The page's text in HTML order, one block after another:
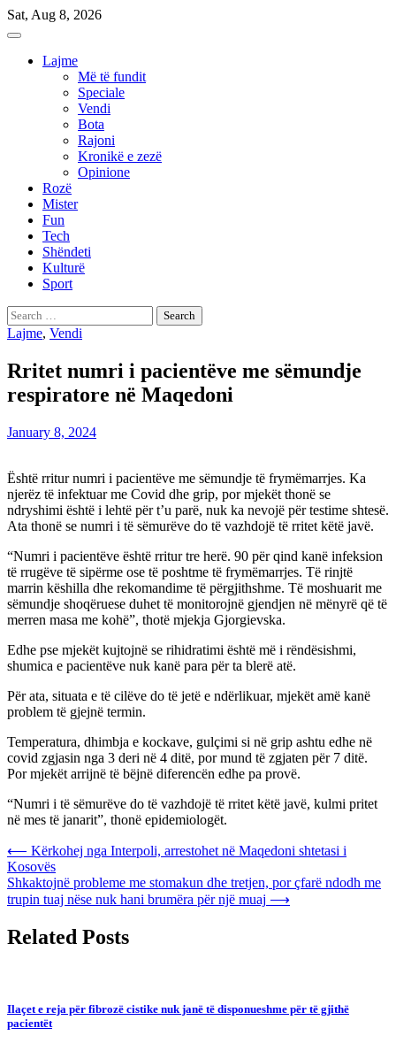
Skip
to
Sat, Aug 8, 2026
Lajme
Më të fundit
Speciale
Vendi
Bota
Rajoni
Kronikë e zezë
Opinione
Rozë
Mister
Fun
Tech
Shëndeti
Kulturë
Sport
Search
for:
Lajme, Vendi
Rritet numri i pacientëve me sëmundje
respiratore në Maqedoni
January 8, 2024
Është rritur numri i pacientëve me sëmundje të frymëmarrjes. Ka
njerëz të infektuar me Covid dhe grip, por mjekët thonë se
ndryshimi është i lehtë për t’u parë, nuk ka nevojë për testime shtesë.
Ata thonë se numri i të sëmurëve do të vazhdojë të rritet këtë javë.
“Numri i pacientëve është rritur tre herë. 90 për qind kanë infeksion
të rrugëve të sipërme ose të poshtme të frymëmarrjes. Të rinjtë
marrin këshilla dhe rekomandime të përgjithshme. Të moshuarit me
sëmundje shoqëruese duhet të monitorojnë gjendjen në mënyrë që të
merren masa me kohë”, thotë mjekja Gjorgievska.
Edhe pse mjekët kujtojnë se rihidratimi është më i rëndësishmi,
shumica e pacientëve nuk kanë para për ta blerë atë.
Për ata, situata e të cilëve do të jetë e ndërlikuar, mjekët amë kanë
problem të gjejnë termin.
Temperatura, dhimbja e kockave, gulçimi si në grip ashtu edhe në
covid zgjasin nga 3 deri në 4 ditë, por mund të zgjaten për 7 ditë.
Por mjekët arrijnë të bëjnë diferencën edhe pa provë.
“Numri i të sëmurëve do të vazhdojë të rritet këtë javë, kulmi pritet
në mes të janarit”, thonë epidemiologët.
Post
navigation
⟵ Kërkohej nga Interpoli, arrestohet në Maqedoni shtetasi i
Kosovës
Shkaktojnë probleme me stomakun dhe tretjen, por çfarë ndodh me
trupin tuaj nëse nuk hani brumëra për një muaj ⟶
Related Posts
Ilaçet e reja për fibrozë cistike nuk janë të disponueshme për të gjithë
pacientët